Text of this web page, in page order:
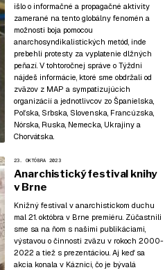
išlo o informačné a propagačné aktivity
zamerané na tento globálny fenomén a
možnosti boja pomocou
anarchosyndikalistických metód, inde
prebehli protesty za vyplatenie dlžných
peňazí. V tohtoročnej správe o Týždni
nájdeš informácie, ktoré sme obdržali od
zväzov z MAP a sympatizujúcich
organizácií a jednotlivcov zo Španielska,
Poľska, Srbska, Slovenska, Francúzska,
Nórska, Ruska, Nemecka, Ukrajiny a
Chorvátska.
23. OKTÓBRA 2023
Anarchistický festival knihy
v Brne
Knižný festival v anarchistickom duchu
mal 21. októbra v Brne premiéru. Zúčastnili
sme sa na ňom s našimi publikáciami,
výstavou o činnosti zväzu v rokoch 2000-
2022 a tiež s prezentáciou. Aj keď sa
akcia konala v Káznici, čo je bývalá